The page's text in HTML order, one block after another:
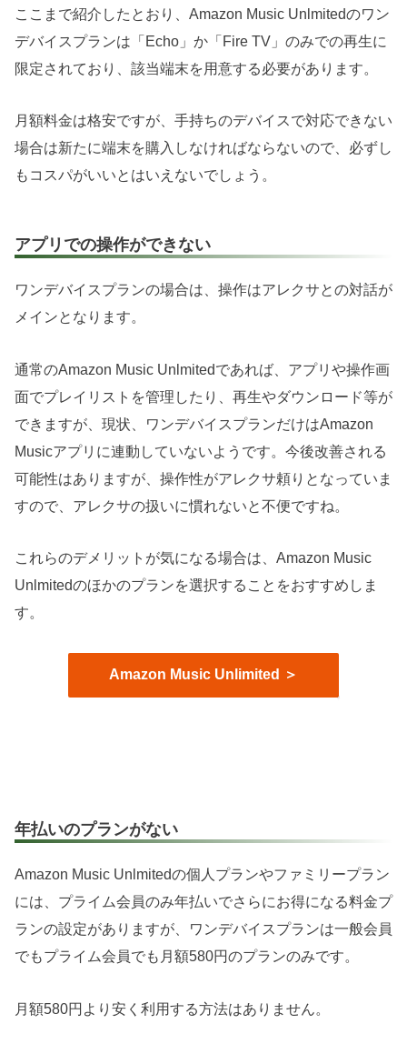
ここまで紹介したとおり、Amazon Music Unlmitedのワン
デバイスプランは「Echo」か「Fire TV」のみでの再生に
限定されており、該当端末を用意する必要があります。
月額料金は格安ですが、手持ちのデバイスで対応できない
場合は新たに端末を購入しなければならないので、必ずし
もコスパがいいとはいえないでしょう。
アプリでの操作ができない
ワンデバイスプランの場合は、操作はアレクサとの対話が
メインとなります。
通常のAmazon Music Unlmitedであれば、アプリや操作画
面でプレイリストを管理したり、再生やダウンロード等が
できますが、現状、ワンデバイスプランだけはAmazon
Musicアプリに連動していないようです。今後改善される
可能性はありますが、操作性がアレクサ頼りとなっていま
すので、アレクサの扱いに慣れないと不便ですね。
これらのデメリットが気になる場合は、Amazon Music
Unlmitedのほかのプランを選択することをおすすめしま
す。
Amazon Music Unlimited ＞
年払いのプランがない
Amazon Music Unlmitedの個人プランやファミリープラン
には、プライム会員のみ年払いでさらにお得になる料金プ
ランの設定がありますが、ワンデバイスプランは一般会員
でもプライム会員でも月額580円のプランのみです。
月額580円より安く利用する方法はありません。